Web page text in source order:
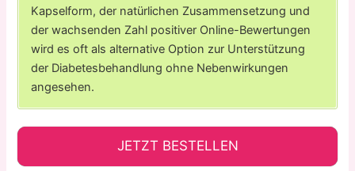
Kapselform, der natürlichen Zusammensetzung und
der wachsenden Zahl positiver Online-Bewertungen
wird es oft als alternative Option zur Unterstützung
der Diabetesbehandlung ohne Nebenwirkungen
angesehen.
JETZT BESTELLEN